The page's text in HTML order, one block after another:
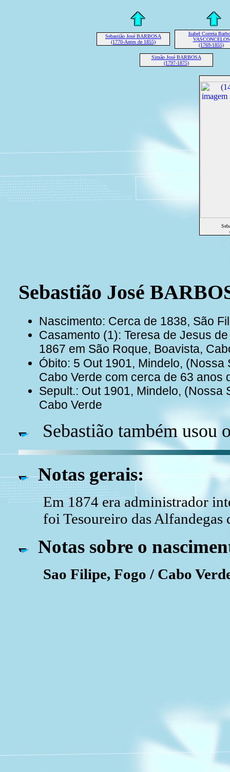
Sebastião José BARBOSA
(1770-Antes de 1855)
Isabel Correia
VASCONCELOS
(1769-1855)
Simão José BARBOSA
(1797-1875)
Sebastião José
Nascimento: Cerca de 1838, São
Casamento (1): Teresa de Jesus
1867 em São Roque, Boavista,
Óbito: 5 Out 1901, Mindelo, (Nossa
Cabo Verde com cerca de 63 anos
Sepult.: Out 1901, Mindelo, (Nossa
Cabo Verde
Sebastião também usou
Notas gerais:
Em 1874 era administrador
foi Tesoureiro das Alfandegas
Notas sobre o
Sao Filipe, Fogo / Cabo